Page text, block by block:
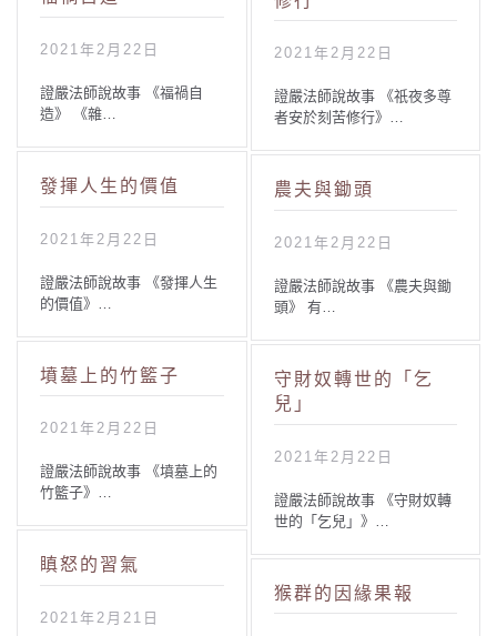
2021年2月22日
證嚴法師說故事 《祇夜多尊
者安於刻苦修行》…
2021年2月22日
證嚴法師說故事 《福禍自
造》 《雜…
農夫與鋤頭
2021年2月22日
證嚴法師說故事 《農夫與鋤
頭》 有…
發揮人生的價值
2021年2月22日
證嚴法師說故事 《發揮人生
的價值》…
守財奴轉世的「乞
兒」
2021年2月22日
證嚴法師說故事 《守財奴轉
世的「乞兒」》…
墳墓上的竹籃子
2021年2月22日
證嚴法師說故事 《墳墓上的
竹籃子》…
猴群的因緣果報
瞋怒的習氣
2021年2月21日